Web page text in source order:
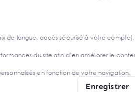
de langue, accès sécurisé à votre compte).
du site afin d’en améliorer le
en fonction de votre navigation.
Enregistrer